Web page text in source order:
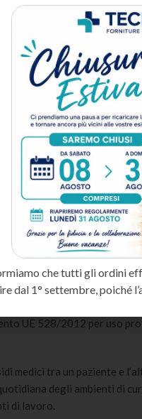
DESCRIZIONE METODO
di superfici,
Gram-, micobatteri,
e virus inclusi HIV e HBV.
operativa in ambito
comunemente presenti
errata.
UE 528/2012 per uso
medici tra un paziente e
degli ambienti di
di lavoro.
che tutti gli ordini
dal 1° settembre, poiché